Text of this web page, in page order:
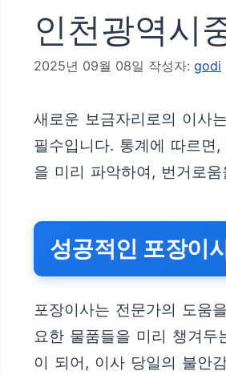
인천광역시
2025년 09월 08일 작성자: godi
새로운 보금자리로의 이사
필수입니다. 통계에 따르
을 미리 파악하여, 번거로
성공적인 포장이
포장이사는 전문가의 도움
요한 물품들을 미리 챙겨두
이 되어, 이사 당일의 불안